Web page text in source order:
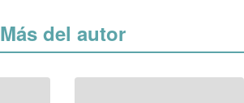
Más del autor